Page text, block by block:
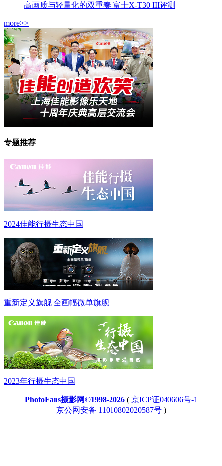
高画质与轻量化的双重奏 富士X-T30 III评测
more>>
专题推荐
2024佳能行摄生态中国
重新定义旗舰 全画幅微单旗舰
2023年行摄生态中国
PhotoFans摄影网©1998-2026( 京ICP证040606号-1
京公网安备 11010802020587号)